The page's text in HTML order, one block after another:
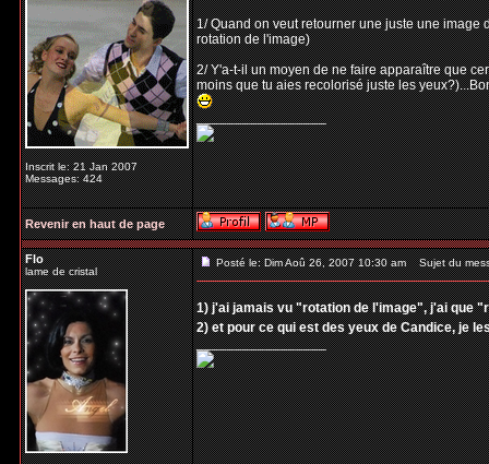
Inscrit le: 21 Jan 2007
Messages: 424
1/ Quand on veut retourner une juste une image
rotation de l'image)
2/ Y'a-t-il un moyen de ne faire apparaître que
moins que tu aies recolorisé juste les
_________________
Revenir en haut de page
Flo
lame de cristal
Posté le: Dim Aoû 26, 2007 10:30 am Sujet du
1) j'ai jamais vu "rotation de l'image", j'ai que
2) et pour ce qui est des yeux de Candice, je
_________________